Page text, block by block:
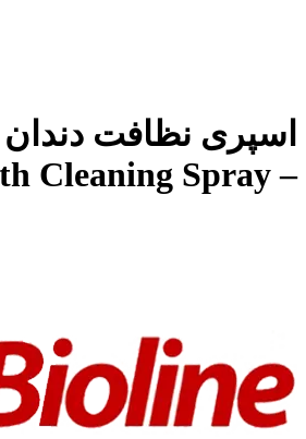
اسپری نظافت
– Bioline Teeth Cleaning Spray